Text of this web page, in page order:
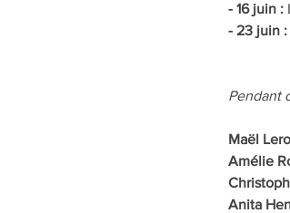
- 16 juin :
- 23 juin :
Pendant
Maël
Amélie
Anita